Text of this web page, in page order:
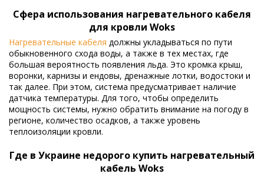
Сфера использования нагревательного кабеля
для кровли Woks
Нагревательные кабеля должны укладываться по пути
обыкновенного схода воды, а также в тех местах, где
большая вероятность появления льда. Это кромка крыш,
воронки, карнизы и ендовы, дренажные лотки, водостоки и
так далее. При этом, система предусматривает наличие
датчика температуры. Для того, чтобы определить
мощность системы, нужно обратить внимание на погоду в
регионе, количество осадков, а также уровень
теплоизоляции кровли.
Где в Украине недорого купить нагревательный
кабель Woks